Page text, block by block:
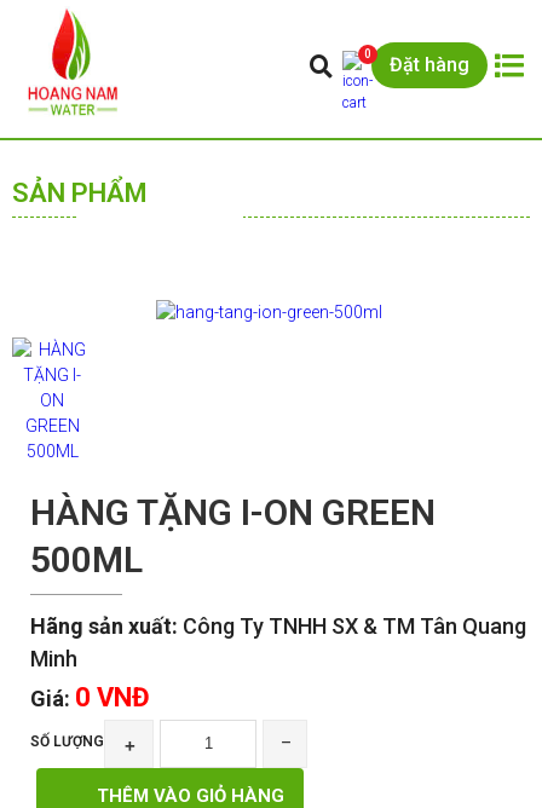
0 Đặt hàng
SẢN PHẨM
HÀNG TẶNG I-ON GREEN
500ML
Hãng sản xuất: Công Ty TNHH SX & TM Tân Quang
Minh
Giá: 0 VNĐ
SỐ LƯỢNG + ‾
THÊM VÀO GIỎ HÀNG